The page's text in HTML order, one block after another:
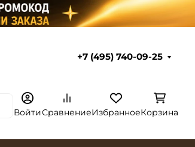
+7 (495) 740-09-25
ВойтиСравнениеИзбранноеКорзина